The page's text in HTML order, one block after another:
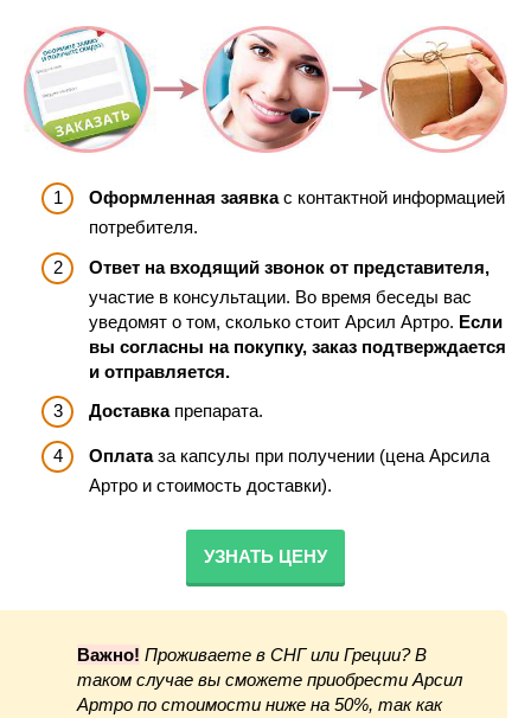
Оформленная заявкас контактной информацией
потребителя.
Ответ на входящий звонок от представителя,
участие в консультации. Во время беседы вас
уведомят о том, сколько стоит Арсил Артро. Если
вы согласны на покупку, заказ подтверждается
и отправляется.
Доставкапрепарата.
Оплатаза капсулы при получении (цена Арсила
Артро и стоимость доставки).
УЗНАТЬ ЦЕНУ
Важно! Проживаете в СНГ или Греции? В
таком случае вы сможете приобрести Арсил
Артро по стоимости ниже на 50%, так как